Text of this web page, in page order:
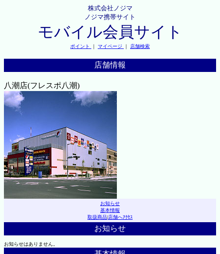
株式会社ノジマ
ノジマ携帯サイト
モバイル会員サイト
ポイント ｜ マイページ ｜ 店舗検索
店舗情報
八潮店(フレスポ八潮)
お知らせ
基本情報
取扱商品|店舗へｱｸｾｽ
お知らせ
お知らせはありません。